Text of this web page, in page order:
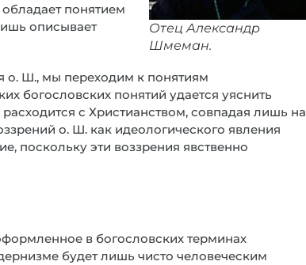
Отец Александр
Шмеман.
понятием
описывает
о. Ш., мы переходим к понятиям
богословских понятий удается уяснить
с Христианством, совпадая лишь на
о. Ш. как идеологического явления
поскольку эти воззрения явственно
в богословских терминах
будет лишь чисто человеческим